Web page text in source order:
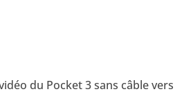
du Pocket 3 sans câble vers